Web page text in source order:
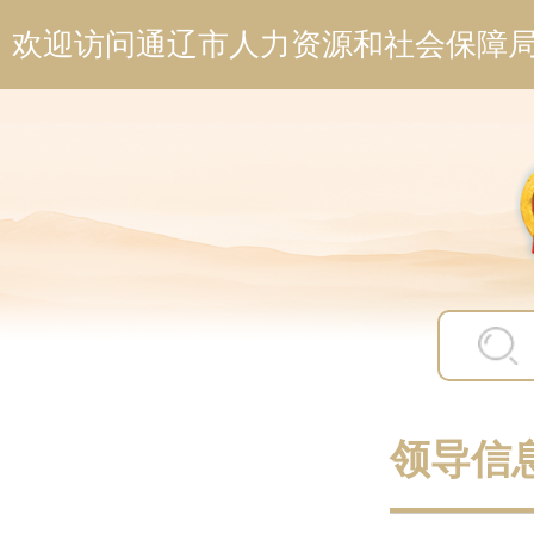
欢迎访问通辽市人力资源和社会保障
领导信